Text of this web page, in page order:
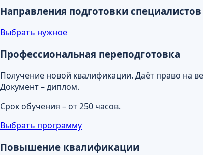
Направления подготовки специалистов
Выбрать нужное
Профессиональная переподготовка
Получение новой квалификации. Даёт право на
Документ – диплом.
Срок обучения – от 250 часов.
Выбрать программу
Повышение квалификации